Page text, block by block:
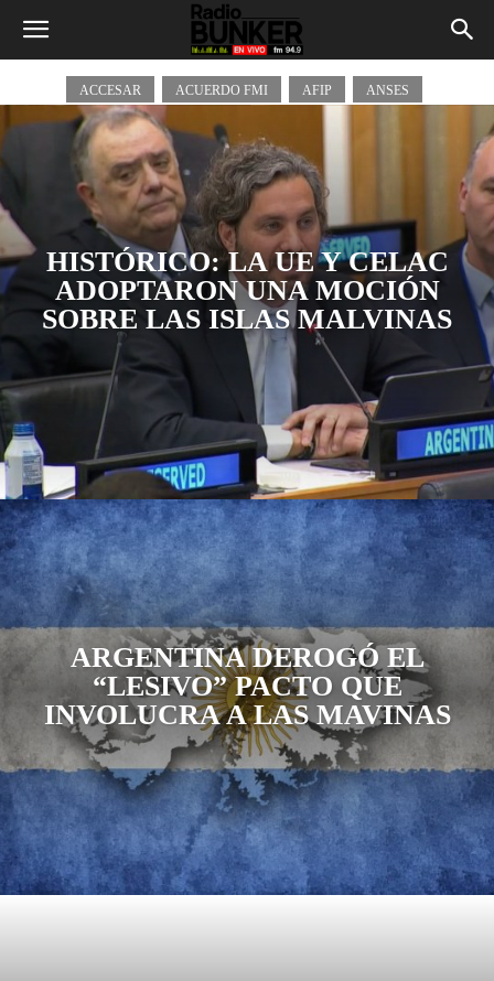
Cancillería Argentina
ACCESAR ACUERDO FMI AFIP ANSES
HISTÓRICO: LA UE Y CELAC
ADOPTARON UNA MOCIÓN
SOBRE LAS ISLAS MALVINAS
ARGENTINA DEROGÓ EL
“LESIVO” PACTO QUE
INVOLUCRA A LAS MAVINAS